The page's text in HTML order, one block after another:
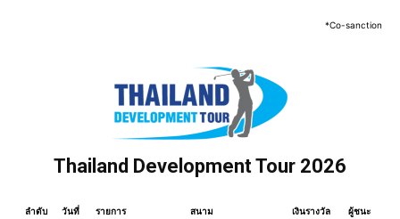
*Co-sanction
Thailand Development Tour 2026
ลำดับ วันที่ รายการ สนาม
เงินรางวัล
ผู้ชนะ